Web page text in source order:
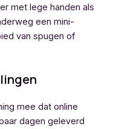
met lege handen als
een mini-
van spugen of
mee dat online
dagen geleverd